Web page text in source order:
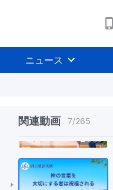
ニュース
関連動画 7/265
6:35